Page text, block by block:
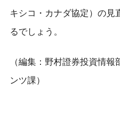
キシコ・カナダ協定）の見
るでしょう。
（編集：野村證券投資情
ンツ課）